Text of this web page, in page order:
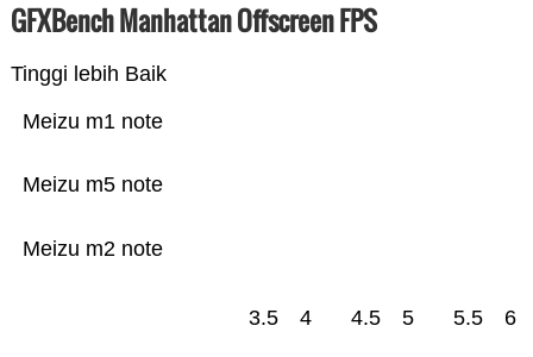
GFXBench Manhattan Offscreen FPS
Tinggi lebih Baik
Meizu m2 note
Meizu m5 note
Meizu m1 note
3.5 4 4.5 5 5.5 6